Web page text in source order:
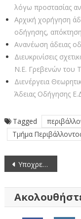
λόγω προστασίας
Αρχική χορήγηση
οδήγησης, απόκτηση
Ανανέωση άδειας
Διευκρινίσεις
Ν.Ε. Γρεβενών του
Διενέργεια
Άδειας Οδήγησης
Tagged
Τμήμα
Πλοήγηση
Υποχρεωτική εγγραφή όσων δραστηριοποιούνται στον τομέα των νωπών οπωροκηπευτικών στη Βάση Δεδομένων Μητρώο Εμπόρων Νωπών Οπωροκηπευτικών (ΜΕΝΟ)